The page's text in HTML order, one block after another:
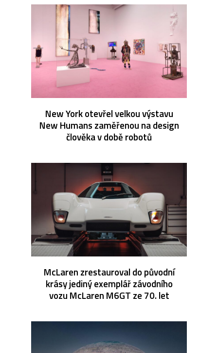
New York otevřel velkou výstavu
New Humans zaměřenou na design
člověka v době robotů
McLaren zrestauroval do původní
krásy jediný exemplář závodního
vozu McLaren M6GT ze 70. let